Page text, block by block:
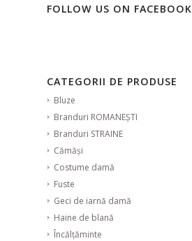
FOLLOW US ON FACEBOOK
CATEGORII DE PRODUSE
Bluze
Branduri ROMANEȘTI
Branduri STRAINE
Cămăși
Costume damă
Fuste
Geci de iarnă damă
Haine de blană
Încălțăminte